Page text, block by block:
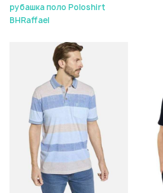
рубашка поло Poloshirt
BHRaffael